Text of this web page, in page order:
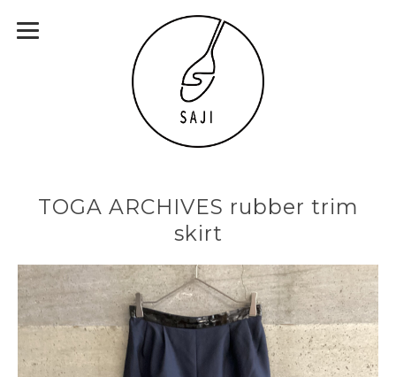
TOGA ARCHIVES rubber trim
skirt